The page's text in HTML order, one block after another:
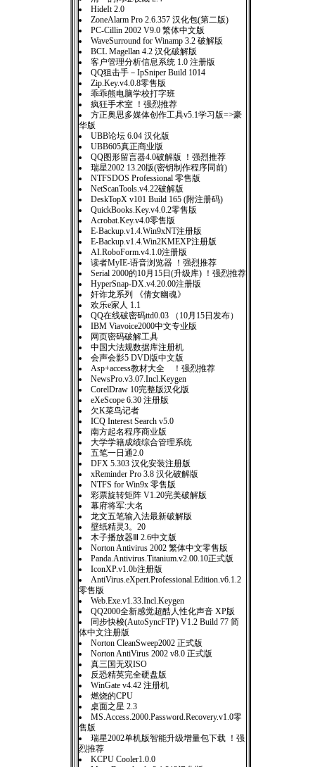
HideIt 2.0
ZoneAlarm Pro 2.6.357 汉化包(第二版)
PC-Cillin 2002 V9.0 繁体中文版
WaveSurround for Winamp 3.2 破解版
BCL Magellan 4.2 汉化破解版
客户管理分析信息系统 1.0 注册版
QQ狙击手－IpSniper Build 1014
Zip.Key.v4.0.8零售版
乖乖熊电脑学校打字班
疯狂手术室 ！强烈推荐
方正奥思多媒体创作工具v5.1学习版=>豪
华版
UBB论坛 6.04 汉化版
UBB605真正商业版
QQ图形留言器4.0破解版 ！强烈推荐
瑞星2002 13.20版(密钥制作程序同前)
NTFSDOS Professional 零售版
NetScanTools.v4.22破解版
DeskTopX v101 Build 165 (附注册码)
QuickBooks.Key.v4.0.2零售版
Acrobat.Key.v4.0零售版
E-Backup.v1.4.Win9xNT注册版
E-Backup.v1.4.Win2KMEXP注册版
AI.RoboForm.v4.1.0注册版
读者MyIE-语音浏览器 ！强烈推荐
Serial 2000的10月15日(升级库) ！强烈推荐
HyperSnap-DX.v4.20.00注册版
奸诈龙系列 《倩女幽魂》
欢乐e家人 1.1
QQ在线破密码ttd0.03 （10月15日发布）
IBM Viavoice2000中文专业版
网页密码破解工具
中国大法规数据库注册机
会声会影5 DVD版中文版
Asp+access教材大全 ！强烈推荐
NewsPro.v3.07.Incl.Keygen
CorelDraw 10完整版汉化版
eXeScope 6.30 注册版
欠K菜鸟记者
ICQ Interest Search v5.0
南方起名程序商业版
大学学籍成绩综合管理系统
五笔一日通2.0
DFX 5.303 汉化安装注册版
xReminder Pro 3.8 汉化破解版
NTFS for Win9x 零售版
彩票旋转矩阵 V1.20完美破解版
幕府将军:大名
龙文五笔输入法最新破解版
壁纸精灵3。20
木子播放器Ⅲ 2.6中文版
Norton Antivirus 2002 繁体中文零售版
Panda.Antivirus.Titanium.v2.00.10正式版
IconXP.v1.0b注册版
AntiVirus.eXpert.Professional.Edition.v6.1.2
零售版
Web.Exe.v1.33.Incl.Keygen
QQ2000全新感觉超酷人性化声音 XP版
同步快梭(AutoSyncFTP) V1.2 Build 77 简
体中文注册版
Norton CleanSweep2002 正式版
Norton AntiVirus 2002 v8.0 正式版
真三国无双ISO
反恐精英完全硬盘版
WinGate v4.42 注册机
燃烧的CPU
桌面之星 2.3
MS.Access.2000.Password.Recovery.v1.0零
售版
瑞星2002单机版智能升级增量包下载 ！强
烈推荐
KCPU Cooler1.0.0